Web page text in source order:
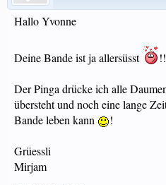
Hallo Yvonne
Deine Bande ist ja allersüsst
Der Pinga drücke ich alle
übersteht und noch eine lange
Bande leben kann
!
Grüessli
Mirjam